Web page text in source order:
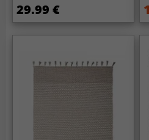
29.99 €